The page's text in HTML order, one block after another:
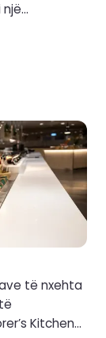
me DFDS.
të nxehta
Kitchen